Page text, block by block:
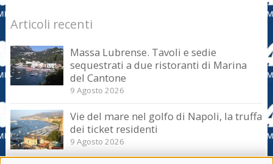
Articoli recenti
Massa Lubrense. Tavoli e sedie
sequestrati a due ristoranti di Marina
del Cantone
9 Agosto 2026
Vie del mare nel golfo di Napoli, la truffa
dei ticket residenti
9 Agosto 2026